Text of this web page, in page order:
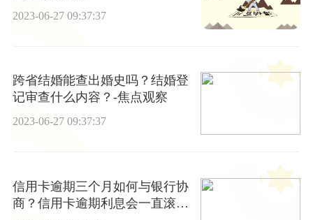
2023-06-27 09:37:37
跨省结婚能查出婚史吗？结婚登
记审查什么内容？-焦点观察
2023-06-27 09:37:37
信用卡逾期三个月如何与银行协
商？信用卡逾期利息会一直滚下